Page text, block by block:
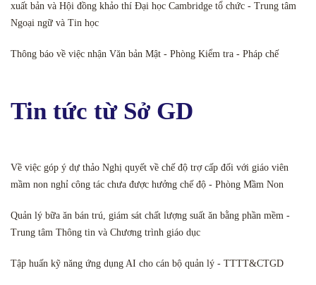
xuất bản và Hội đồng khảo thí Đại học Cambridge tổ chức - Trung tâm
Ngoại ngữ và Tin học
Thông báo về việc nhận Văn bản Mật - Phòng Kiểm tra - Pháp chế
Tin tức từ Sở GD
Về việc góp ý dự thảo Nghị quyết về chế độ trợ cấp đối với giáo viên
mầm non nghỉ công tác chưa được hưởng chế độ - Phòng Mầm Non
Quản lý bữa ăn bán trú, giám sát chất lượng suất ăn bằng phần mềm -
Trung tâm Thông tin và Chương trình giáo dục
Tập huấn kỹ năng ứng dụng AI cho cán bộ quản lý - TTTT&CTGD